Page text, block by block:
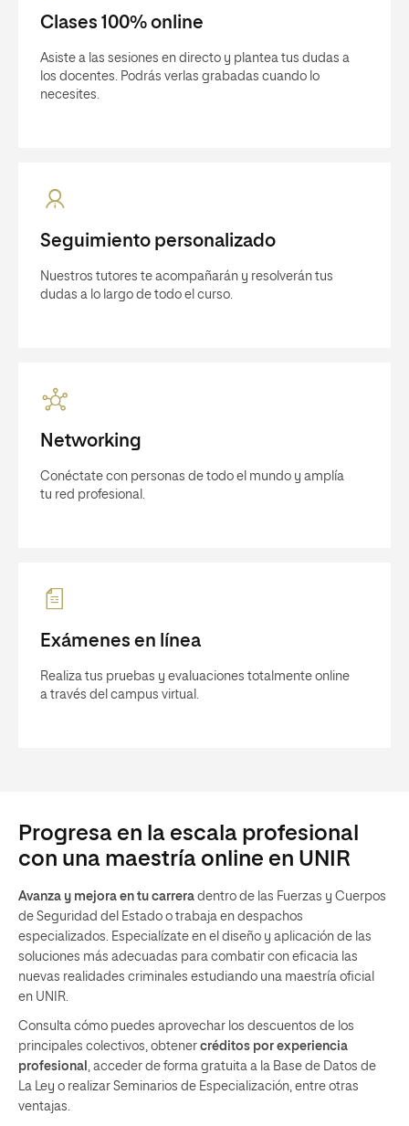
Clases 100% online
Asiste a las sesiones en directo y plantea tus dudas a
los docentes. Podrás verlas grabadas cuando lo
necesites.
Seguimiento personalizado
Nuestros tutores te acompañarán y resolverán tus
dudas a lo largo de todo el curso.
Networking
Conéctate con personas de todo el mundo y amplía
tu red profesional.
Exámenes en línea
Realiza tus pruebas y evaluaciones totalmente online
a través del campus virtual.
Progresa en la escala profesional
con una maestría online en UNIR
Avanza y mejora en tu carrera dentro de las Fuerzas y Cuerpos
de Seguridad del Estado o trabaja en despachos
especializados. Especialízate en el diseño y aplicación de las
soluciones más adecuadas para combatir con eficacia las
nuevas realidades criminales estudiando una maestría oficial
en UNIR.
Consulta cómo puedes aprovechar los descuentos de los
principales colectivos, obtener créditos por experiencia
profesional , acceder de forma gratuita a la Base de Datos de
La Ley o realizar Seminarios de Especialización, entre otras
ventajas.